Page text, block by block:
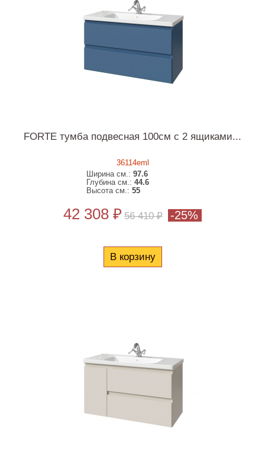
FORTE тумба подвесная 100см с 2 ящиками...
36114eml
Ширина см.:97.6
Глубина см.:44.6
Высота см.:55
42 308 ₽ 56 410 ₽ -25%
В корзину